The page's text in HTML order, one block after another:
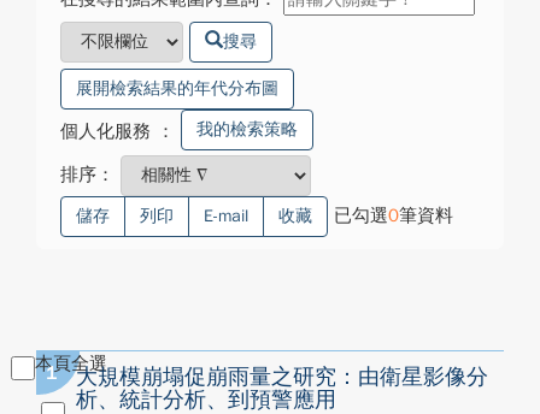
搜尋
展開檢索結果的年代分布圖
個人化服務 ： 我的檢索策略
排序：
儲存 列印 E-mail 收藏 已勾選0筆資料
本頁全選
1
大規模崩塌促崩雨量之研究：由衛星影像分
析、統計分析、到預警應用